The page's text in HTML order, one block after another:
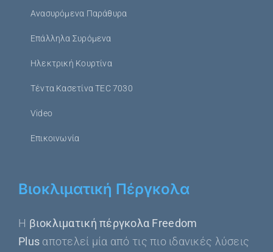
Ανασυρόμενα Παράθυρα
Επάλληλα Συρόμενα
Ηλεκτρική Κουρτίνα
Τέντα Κασετίνα TEC 7030
Video
Επικοινωνία
Βιοκλιματική Πέργκολα
Η βιοκλιματική πέργκολα Freedom
Plus αποτελεί μία από τις πιο ιδανικές λύσεις